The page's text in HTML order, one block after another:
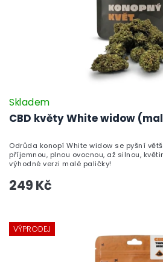
CBD květy White widow
Skladem
249 Kč
Odrůda konopí White widow se pyšní
příjemnou, plnou ovocnou, až silnou,
výhodné verzi malé paličky!
VÝPRODEJ